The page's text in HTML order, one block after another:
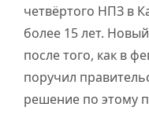
четвёртого НПЗ в
более 15 лет.
после того, как в
поручил
решение по этому